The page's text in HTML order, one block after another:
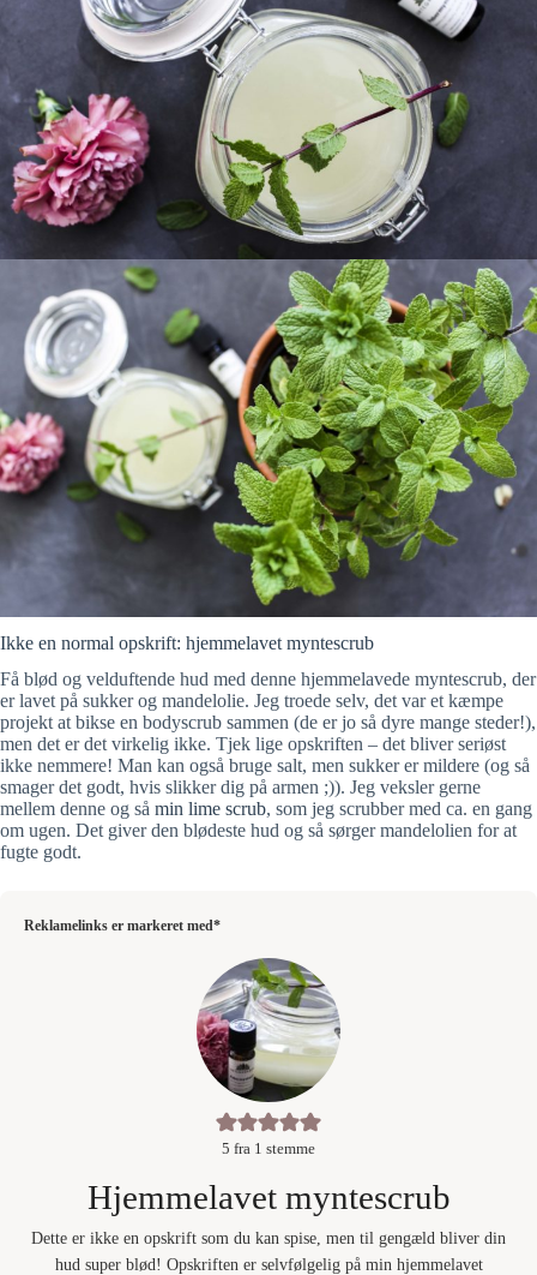
Ikke en normal opskrift: hjemmelavet myntescrub
Få blød og velduftende hud med denne hjemmelavede myntescrub, der
er lavet på sukker og mandelolie. Jeg troede selv, det var et kæmpe
projekt at bikse en bodyscrub sammen (de er jo så dyre mange steder!),
men det er det virkelig ikke. Tjek lige opskriften – det bliver seriøst
ikke nemmere! Man kan også bruge salt, men sukker er mildere (og så
smager det godt, hvis slikker dig på armen ;)). Jeg veksler gerne
mellem denne og så min lime scrub, som jeg scrubber med ca. en gang
om ugen. Det giver den blødeste hud og så sørger mandelolien for at
fugte godt.
Reklamelinks er markeret med*
5 fra 1 stemme
Hjemmelavet myntescrub
Dette er ikke en opskrift som du kan spise, men til gengæld bliver din
hud super blød! Opskriften er selvfølgelig på min hjemmelavet